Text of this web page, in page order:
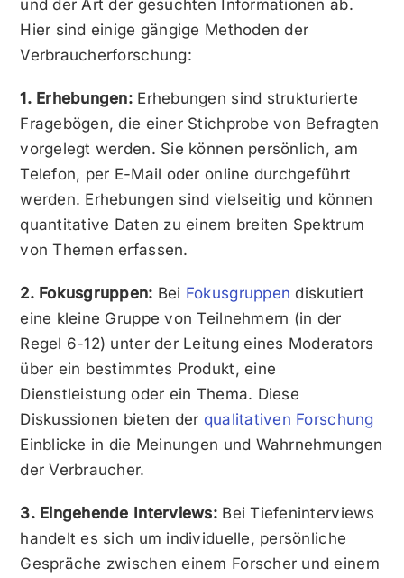
und der Art der gesuchten Informationen ab.
Hier sind einige gängige Methoden der
Verbraucherforschung:
1. Erhebungen: Erhebungen sind strukturierte
Fragebögen, die einer Stichprobe von Befragten
vorgelegt werden. Sie können persönlich, am
Telefon, per E-Mail oder online durchgeführt
werden. Erhebungen sind vielseitig und können
quantitative Daten zu einem breiten Spektrum
von Themen erfassen.
2. Fokusgruppen: Bei Fokusgruppen diskutiert
eine kleine Gruppe von Teilnehmern (in der
Regel 6-12) unter der Leitung eines Moderators
über ein bestimmtes Produkt, eine
Dienstleistung oder ein Thema. Diese
Diskussionen bieten der qualitativen Forschung
Einblicke in die Meinungen und Wahrnehmungen
der Verbraucher.
3. Eingehende Interviews:Bei Tiefeninterviews
handelt es sich um individuelle, persönliche
Gespräche zwischen einem Forscher und einem